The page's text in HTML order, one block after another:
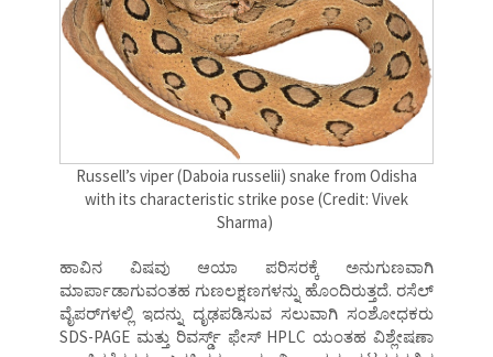
Russell’s viper (Daboia russelii) snake from Odisha
with its characteristic strike pose (Credit: Vivek
Sharma)
ಹಾವಿನ ವಿಷವು ಆಯಾ ಪರಿಸರಕ್ಕೆ ಅನುಗುಣವಾಗಿ
ಮಾರ್ಪಾಡಾಗುವಂತಹ ಗುಣಲಕ್ಷಣಗಳನ್ನು ಹೊಂದಿರುತ್ತದೆ. ರಸೆಲ್‌
ವೈಪರ್‌ಗಳಲ್ಲಿ ಇದನ್ನು ದೃಢಪಡಿಸುವ ಸಲುವಾಗಿ ಸಂಶೋಧಕರು
SDS-PAGE ಮತ್ತು ರಿವರ್ಸ್ಡ್‌ ಫೇಸ್‌ HPLC ಯಂತಹ ವಿಶ್ಲೇಷಣಾ